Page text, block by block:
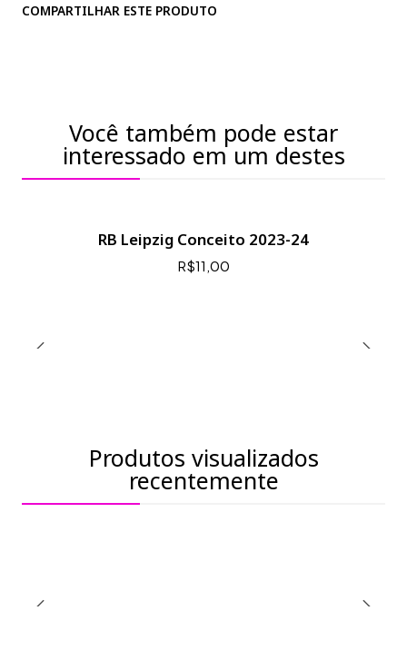
COMPARTILHAR ESTE PRODUTO
Você também pode estar
interessado em um destes
RB Leipzig Conceito 2023-24
R$11,00
Produtos visualizados
recentemente